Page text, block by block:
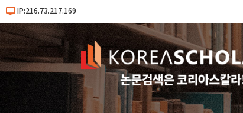
IP:216.73.217.169